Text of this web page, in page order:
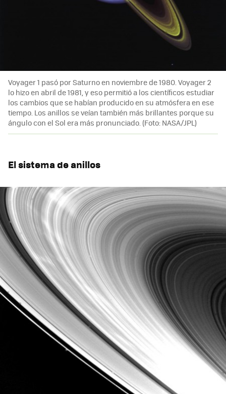
Voyager 1 pasó por Saturno en noviembre de 1980. Voyager 2
lo hizo en abril de 1981, y eso permitió a los científicos estudiar
los cambios que se habían producido en su atmósfera en ese
tiempo. Los anillos se veían también más brillantes porque su
ángulo con el Sol era más pronunciado. (Foto: NASA/JPL)
El sistema de anillos